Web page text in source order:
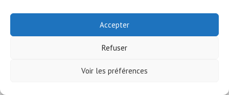
Accepter
Refuser
Voir les préférences